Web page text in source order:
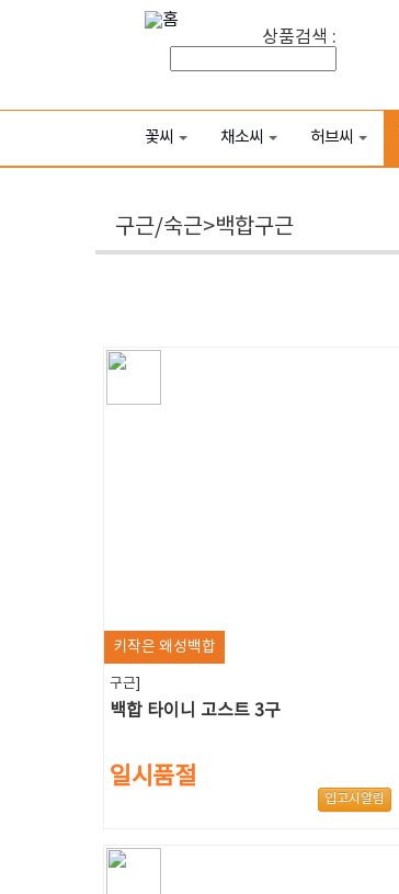
상품검색 :
꽃씨 채소씨 허브씨
구근/숙근>백합구근
키작은 왜성백합
구근]
백합 타이니 고스트 3구
일시품절
입고시알림